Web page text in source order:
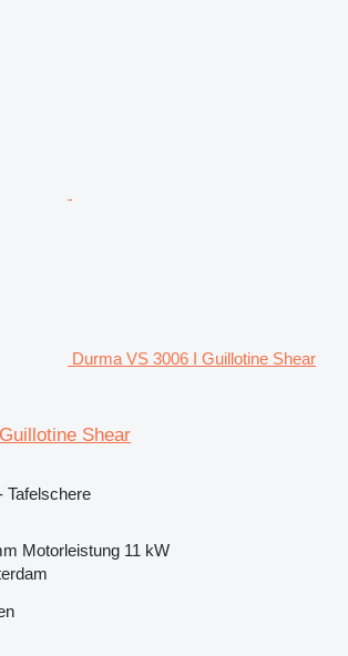
Durma VS 3006 I Guillotine Shear
Shear
Tafelschere
Motorleistung 11 kW